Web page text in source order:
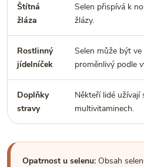
Štítná
žláza
Selen přispívá k
žlázy.
Rostlinný
jídelníček
Selen může být
proměnlivý podle
Doplňky
stravy
Někteří lidé užívají
multivitaminech.
Opatrnost u selenu: Obsah